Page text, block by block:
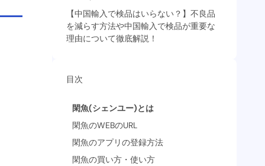
【中国輸入で検品はいらない？】不良品
を減らす方法や中国輸入で検品が重要な
理由について徹底解説！
目次
閑魚(シェンユー)とは
閑魚のWEBのURL
閑魚のアプリの登録方法
閑魚の買い方・使い方